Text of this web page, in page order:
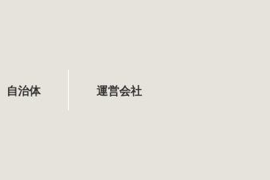
自治体 運営会社